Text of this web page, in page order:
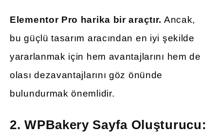
Elementor Pro harika bir araçtır. Ancak,
bu güçlü tasarım aracından en iyi şekilde
yararlanmak için hem avantajlarını hem de
olası dezavantajlarını göz önünde
bulundurmak önemlidir.
2.WPBakery Sayfa Oluşturucu: